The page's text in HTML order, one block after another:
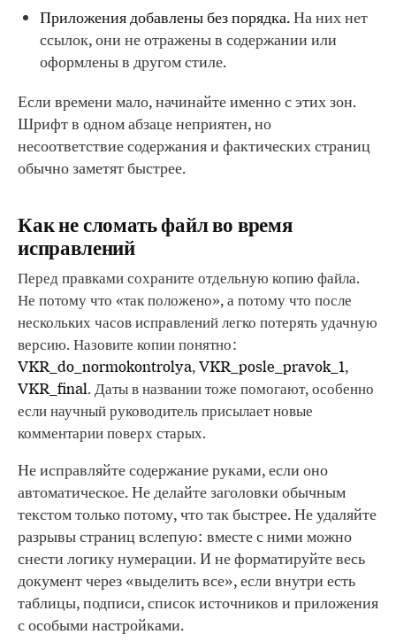
Приложения добавлены без порядка.На них нет
ссылок, они не отражены в содержании или
оформлены в другом стиле.
Если времени мало, начинайте именно с этих зон.
Шрифт в одном абзаце неприятен, но
несоответствие содержания и фактических страниц
обычно заметят быстрее.
Как не сломать файл во время
исправлений
Перед правками сохраните отдельную копию файла.
Не потому что «так положено», а потому что после
нескольких часов исправлений легко потерять удачную
версию. Назовите копии понятно:
VKR_do_normokontrolya,VKR_posle_pravok_1,
VKR_final. Даты в названии тоже помогают, особенно
если научный руководитель присылает новые
комментарии поверх старых.
Не исправляйте содержание руками, если оно
автоматическое. Не делайте заголовки обычным
текстом только потому, что так быстрее. Не удаляйте
разрывы страниц вслепую: вместе с ними можно
снести логику нумерации. И не форматируйте весь
документ через «выделить все», если внутри есть
таблицы, подписи, список источников и приложения
с особыми настройками.